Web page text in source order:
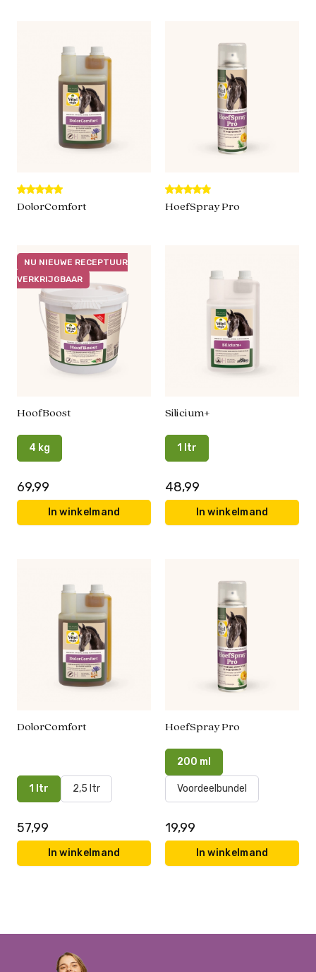
DolorComfort HoefSpray Pro
NU NIEUWE RECEPTUUR
VERKRIJGBAAR
HoofBoost
4 kg
69,99
In winkelmand
Silicium+
1 ltr
48,99
In winkelmand
DolorComfort
1 ltr 2,5 ltr
57,99
In winkelmand
HoefSpray Pro
200 ml
Voordeelbundel
19,99
In winkelmand